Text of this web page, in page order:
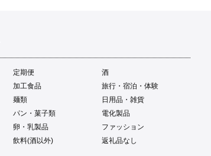
定期便
酒
加工食品
旅行・宿泊・体験
麺類
日用品・雑貨
パン・菓子類
電化製品
卵・乳製品
ファッション
飲料(酒以外) 返礼品なし